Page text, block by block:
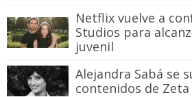
Netflix vuelve a
Studios para
juvenil
Alejandra Sabá se
contenidos de